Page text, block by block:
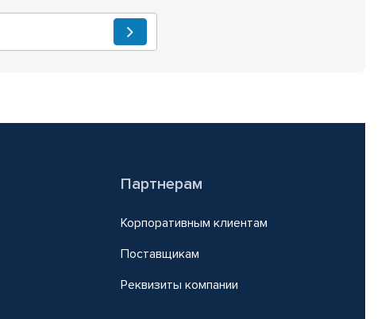
Партнерам
Корпоративным клиентам
Поставщикам
Реквизиты компании